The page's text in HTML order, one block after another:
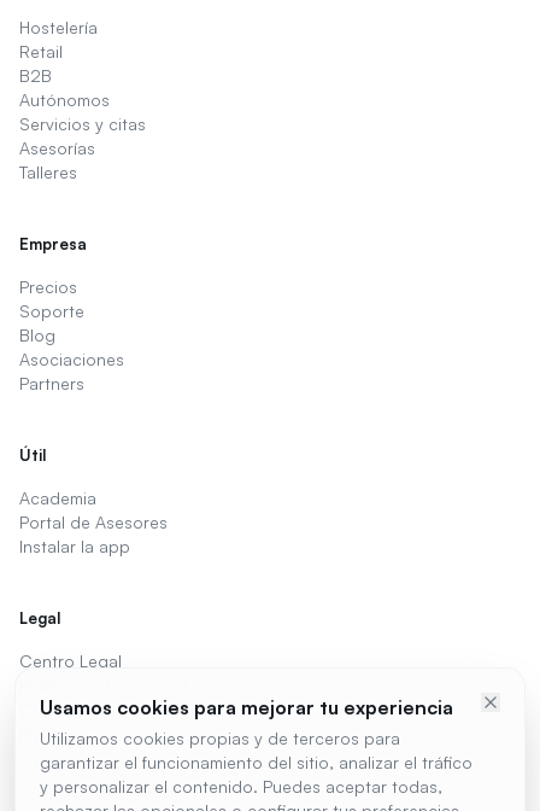
Usamos cookies para mejorar tu experiencia
Utilizamos cookies propias y de terceros para
garantizar el funcionamiento del sitio, analizar el tráfico
y personalizar el contenido. Puedes aceptar todas,
Hostelería
Retail
B2B
Autónomos
Servicios y citas
Asesorías
Talleres
Empresa
Precios
Soporte
Blog
Asociaciones
Partners
Útil
Academia
Portal de Asesores
Instalar la app
Legal
Centro Legal
Cookies
Preferencias de cookies